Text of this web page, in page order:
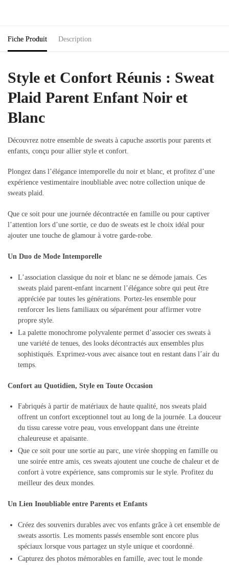
Fiche Produit Description
Style et Confort Réunis : Sweat
Plaid Parent Enfant Noir et
Blanc
Découvrez notre ensemble de sweats à capuche assortis pour parents et
enfants, conçu pour allier style et confort.
Plongez dans l’élégance intemporelle du noir et blanc, et profitez d’une
expérience vestimentaire inoubliable avec notre collection unique de
sweats plaid.
Que ce soit pour une journée décontractée en famille ou pour captiver
l’attention lors d’une sortie, ce duo de sweats est le choix idéal pour
ajouter une touche de glamour à votre garde-robe.
Un Duo de Mode Intemporelle
L’association classique du noir et blanc ne se démode jamais. Ces
sweats plaid parent-enfant incarnent l’élégance sobre qui peut être
appréciée par toutes les générations. Portez-les ensemble pour
renforcer les liens familiaux ou séparément pour affirmer votre
propre style.
La palette monochrome polyvalente permet d’associer ces sweats à
une variété de tenues, des looks décontractés aux ensembles plus
sophistiqués. Exprimez-vous avec aisance tout en restant dans l’air du
temps.
Confort au Quotidien, Style en Toute Occasion
Fabriqués à partir de matériaux de haute qualité, nos sweats plaid
offrent un confort exceptionnel tout au long de la journée. La douceur
du tissu caresse votre peau, vous enveloppant dans une étreinte
chaleureuse et apaisante.
Que ce soit pour une sortie au parc, une virée shopping en famille ou
une soirée entre amis, ces sweats ajoutent une couche de chaleur et de
confort à votre expérience, sans compromis sur le style. Profitez du
meilleur des deux mondes.
Un Lien Inoubliable entre Parents et Enfants
Créez des souvenirs durables avec vos enfants grâce à cet ensemble de
sweats assortis. Les moments passés ensemble sont encore plus
spéciaux lorsque vous partagez un style unique et coordonné.
Capturez des photos mémorables en famille, avec tout le monde